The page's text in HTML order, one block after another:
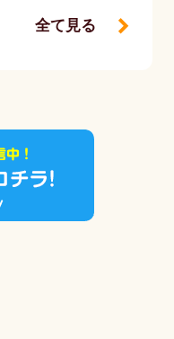
全て見る